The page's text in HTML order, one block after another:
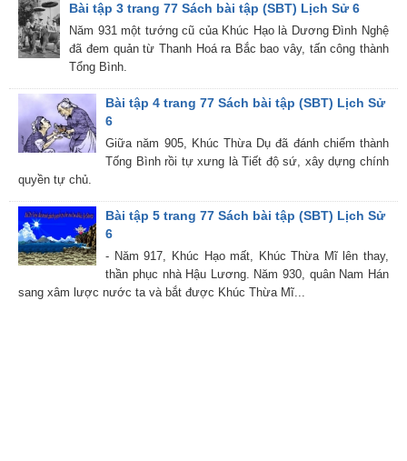
Bài tập 3 trang 77 Sách bài tập (SBT) Lịch Sử 6
Năm 931 một tướng cũ của Khúc Hạo là Dương Đình Nghệ
đã đem quản từ Thanh Hoá ra Bắc bao vây, tấn công thành
Tổng Bình.
Bài tập 4 trang 77 Sách bài tập (SBT) Lịch Sử
6
Giữa năm 905, Khúc Thừa Dụ đã đánh chiếm thành
Tống Bình rồi tự xưng là Tiết độ sứ, xây dựng chính
quyền tự chủ.
Bài tập 5 trang 77 Sách bài tập (SBT) Lịch Sử
6
- Năm 917, Khúc Hạo mất, Khúc Thừa Mĩ lên thay,
thần phục nhà Hậu Lương. Năm 930, quân Nam Hán
sang xâm lược nước ta và bắt được Khúc Thừa Mĩ...